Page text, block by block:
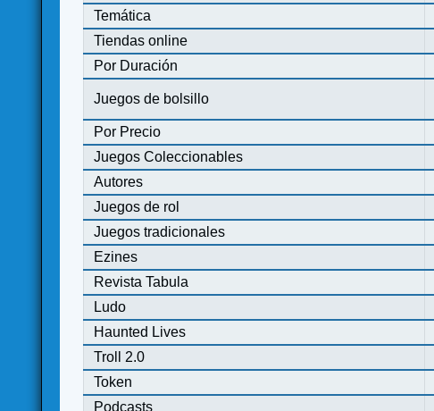
Temática
Tiendas online
Por Duración
Juegos de bolsillo
Por Precio
Juegos Coleccionables
Autores
Juegos de rol
Juegos tradicionales
Ezines
Revista Tabula
Ludo
Haunted Lives
Troll 2.0
Token
Podcasts